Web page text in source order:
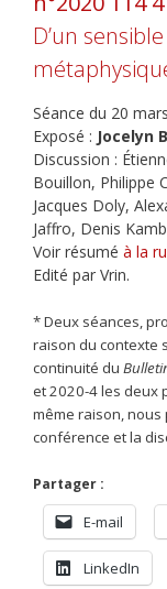
D’un
Séance du 20
Exposé : Jocelyn
Discussion :
Bouillon, Philippe
Jacques Doly,
Jaffro, Denis
Voir résumé à la
Edité par Vrin.
* Deux séances,
raison du contexte
continuité du
et 2020-4 les deux
même raison, nous
conférence et la
Partager :
E-mail
LinkedIn